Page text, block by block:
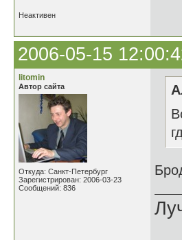
Неактивен
2006-05-15
litomin
Автор сайта
Откуда: Санкт-Петербург
Зарегистрирован: 2006-03-23
Сообщений: 836